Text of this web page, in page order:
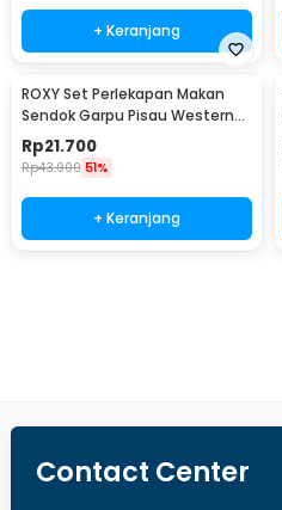
+ Keranjang
ROXY Set Perlekapan Makan
Sendok Garpu Pisau Western
Cutlery Set 4 PCS - C24
Rp21.700
Rp43.900 51%
+ Keranjang
Contact Center